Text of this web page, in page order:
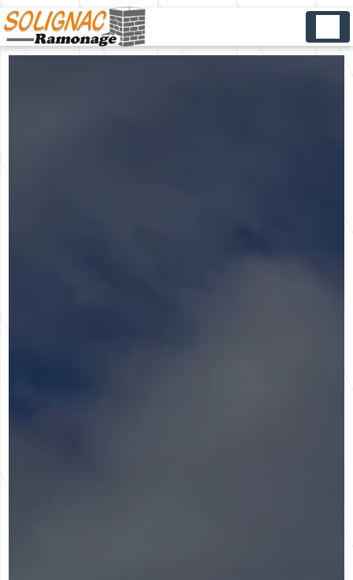
Panneau de gestion des cookies